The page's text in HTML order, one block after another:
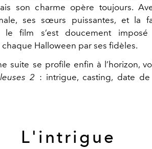
son charme opère toujours.
ses sœurs puissantes, et la
le film s’est doucement
Halloween par ses fidèles.
suite se profile enfin à l’horizon,
2 : intrigue, casting, date
L'intrigue